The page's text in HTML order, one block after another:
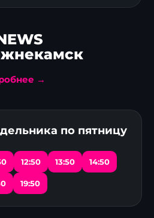
→
по пятницу
12:50 13:50 14:50
19:50